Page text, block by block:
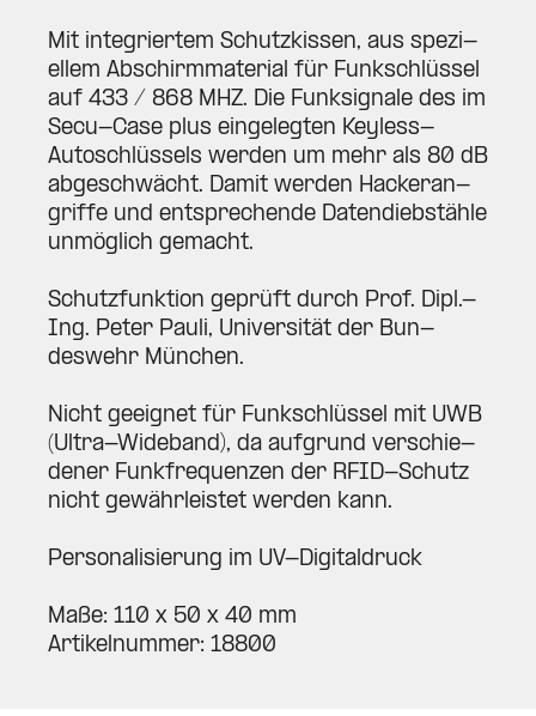
Mit inte­griertem Schutz­kissen, aus spe­zi­
ellem Abschirm­ma­terial für Funk­schlüssel
auf 433 / 868 MHZ. Die Funk­si­gnale des im
Secu-Case plus ein­ge­legten Keyless-
Auto­schlüssels werden um mehr als 80 dB
abge­schwächt. Damit werden Hacker­an­
griffe und ent­spre­chende Daten­dieb­stähle
unmöglich gemacht.
Schutz­funktion geprüft durch Prof. Dipl.-
Ing. Peter Pauli, Uni­ver­sität der Bun­
deswehr München.
Nicht geeignet für Funk­schlüssel mit UWB
(Ultra-Wideband), da auf­grund ver­schie­
dener Funk­fre­quenzen der RFID-Schutz
nicht gewähr­leistet werden kann.
Per­so­na­li­sierung im UV-Digi­tal­druck
Maße: 110 x 50 x 40 mm
Arti­kel­nummer: 18800